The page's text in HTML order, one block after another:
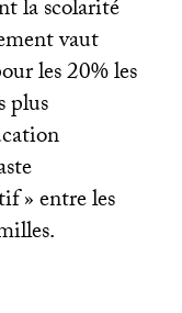
la scolarité
vaut
les 20% les
plus
» entre les